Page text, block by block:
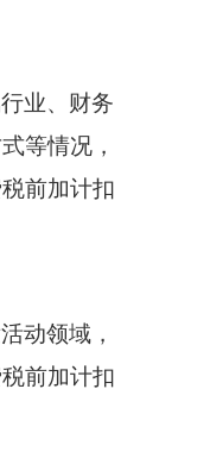
业、财务
等情况，
前加计扣
动领域，
前加计扣